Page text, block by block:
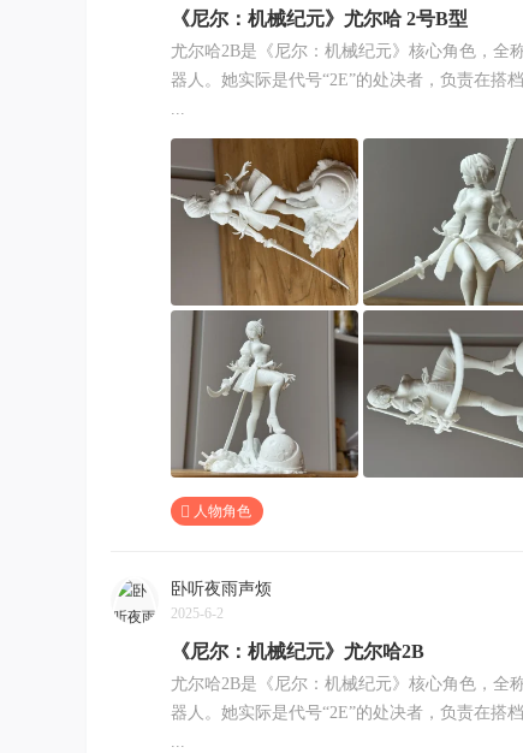
《尼尔：机械纪元》尤尔哈 2号B型
尤尔哈2B是《尼尔：机械纪元》核心角色，全
器人。她实际是代号“2E”的处决者，负责在搭
人物角色
卧听夜雨声烦
2025-6-2
《尼尔：机械纪元》尤尔哈2B
尤尔哈2B是《尼尔：机械纪元》核心角色，全
器人。她实际是代号“2E”的处决者，负责在搭